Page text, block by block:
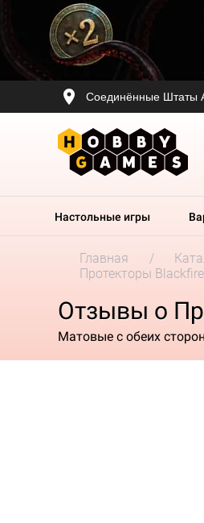
Соединённые Штаты
Настольные игры
Главная
Протекторы
Отзывы о
Матовые с обеих сторон